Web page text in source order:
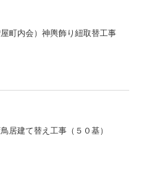
町内会）神輿飾り紐取替工事
居建て替え工事（５０基）